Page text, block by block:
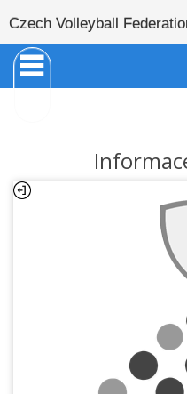
Czech Volleyball